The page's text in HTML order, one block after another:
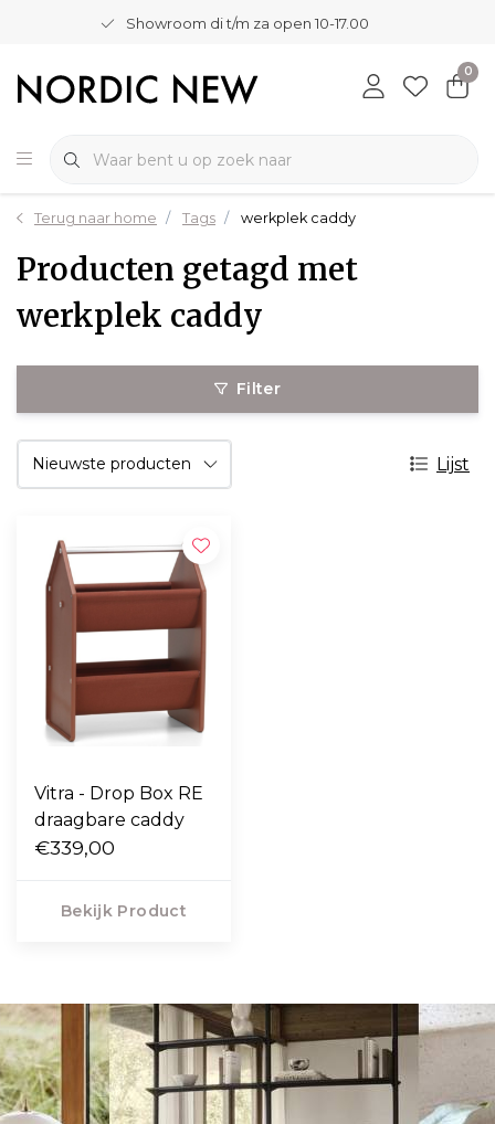
Showroom di t/m za open 10-17.00
0
Terug naar home Tags werkplek caddy
Producten getagd met
werkplek caddy
Filter
Lijst
Vitra - Drop Box RE
draagbare caddy
€339,00
Bekijk Product